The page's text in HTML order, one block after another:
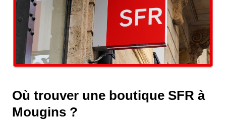
Où trouver une boutique SFR à
Mougins ?